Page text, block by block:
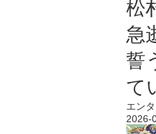
松
急
誓
て
エン
2026-